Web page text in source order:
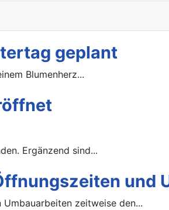
geplant
Blumenherz...
Ergänzend sind...
und
zeitweise den...